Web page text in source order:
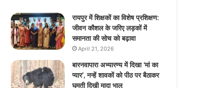
रायपुर में शिक्षकों का विशेष प्रशिक्षण:
जीवन कौशल के जरिए लड़कों में
समानता की सोच को बढ़ावा
April 21, 2026
बारनवापारा अभ्यारण्य में दिखा ‘मां का
प्यार’, नन्हें शावकों को पीठ पर बैठाकर
घूमती दिखी मादा भालू